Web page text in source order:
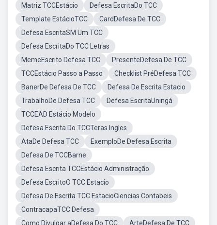
Matriz TCCEstácio
Defesa EscritaDo TCC
Template EstácioTCC
CardDefesa De TCC
Defesa EscritaSM Um TCC
Defesa EscritaDo TCC Letras
MemeEscrito Defesa TCC
PresenteDefesa De TCC
TCCEstácio Passo a Passo
Checklist PréDefesa TCC
BanerDe Defesa De TCC
Defesa De Escrita Estacio
TrabalhoDe Defesa TCC
Defesa EscritaUningá
TCCEAD Estácio Modelo
Defesa Escrita Do TCCTeras Ingles
AtaDe Defesa TCC
ExemploDe Defesa Escrita
Defesa De TCCBarne
Defesa Escrita TCCEstácio Administração
Defesa EscritoO TCC Estacio
Defesa De Escrita TCC EstacioCiencias Contabeis
ContracapaTCC Defesa
Como Divulgar aDefesa Do TCC
ArteDefesa De TCC